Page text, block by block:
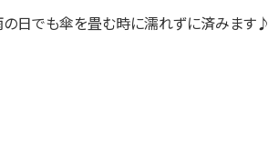
日でも傘を畳む時に濡れずに済みます♪